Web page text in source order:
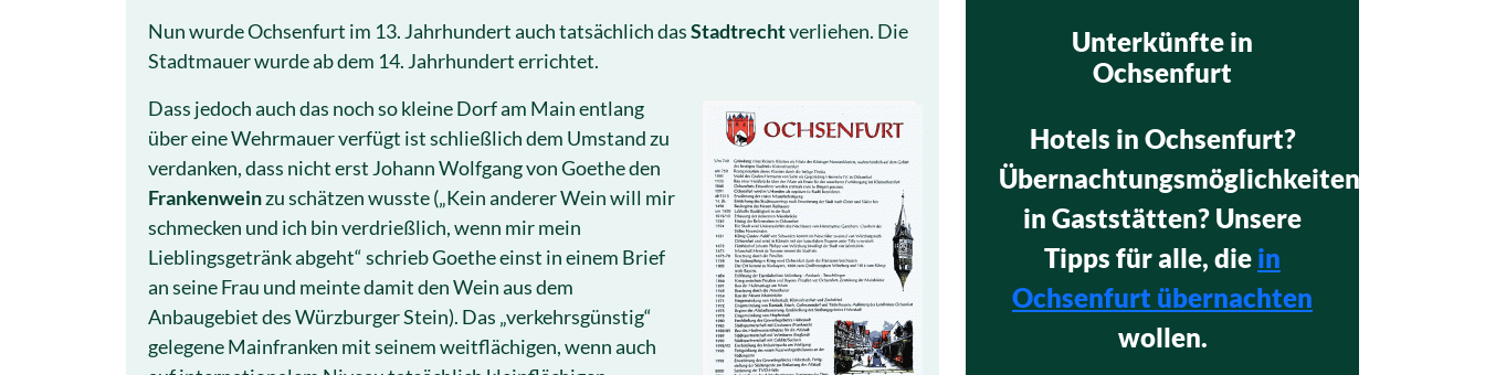
Nun wurde Ochsenfurt im 13. Jahrhundert auch tatsächlich dasStadtrechtverliehen. Die
Stadtmauer wurde ab dem 14. Jahrhundert errichtet.
Dass jedoch auch das noch so kleine Dorf am Main entlang
über eine Wehrmauer verfügt ist schließlich dem Umstand zu
verdanken, dass nicht erst Johann Wolfgang von Goethe den
Frankenweinzu schätzen wusste („Kein anderer Wein will mir
schmecken und ich bin verdrießlich, wenn mir mein
Lieblingsgetränk abgeht“ schrieb Goethe einst in einem Brief
an seine Frau und meinte damit den Wein aus dem
Anbaugebiet des Würzburger Stein). Das „verkehrsgünstig“
gelegene Mainfranken mit seinem weitflächigen, wenn auch
Unterkünfte in
Ochsenfurt
Hotels in Ochsenfurt?
Übernachtungsmöglichkeiten
in Gaststätten? Unsere
Tipps für alle, die in
Ochsenfurt übernachten
wollen.